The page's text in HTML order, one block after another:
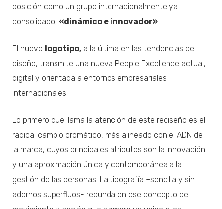
posición como un grupo internacionalmente ya
consolidado, «dinámico e innovador»
El nuevo logotipo, a la última en las tendencias de
diseño, transmite una nueva People Excellence actual,
digital y orientada a entornos empresariales
internacionales.
Lo primero que llama la atención de este rediseño es el
radical cambio cromático, más alineado con el ADN de
la marca, cuyos principales atributos son la innovación
y una aproximación única y contemporánea a la
gestión de las personas. La tipografía –sencilla y sin
adornos superfluos- redunda en ese concepto de